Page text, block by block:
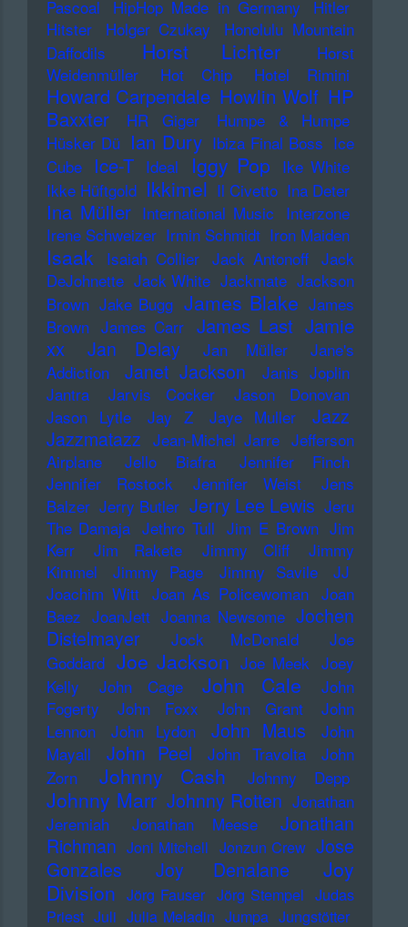
Pascoal HipHop Made in Germany
Hitler
Hitster
Holger Czukay
Honolulu Mountain
Daffodils
Horst Lichter
Horst
Weidenmüller
Hot Chip Hotel Rimini
Howard Carpendale Howlin Wolf HP
Baxxter
HR Giger
Humpe & Humpe
Hüsker Dü Ian Dury Ibiza Final Boss Ice
Cube
Ice-T Ideal Iggy Pop Ike White
Ikke Hüftgold Ikkimel Il Civetto Ina Deter
Ina Müller International Music Interzone
Irene Schweizer Irmin Schmidt Iron Maiden
Isaak Isaiah Collier Jack Antonoff Jack
DeJohnette Jack White Jackmate Jackson
Brown Jake Bugg James Blake James
Brown James Carr James Last Jamie
xx
Jan Delay Jan Müller
Jane's
Addiction
Janet Jackson
Janis Joplin
Jantra
Jarvis Cocker
Jason Donovan
Jason Lytle
Jay Z Jaye Muller
Jazz
Jazzmatazz Jean-Michel Jarre Jefferson
Airplane
Jello Biafra
Jennifer Finch
Jennifer Rostock
Jennifer Weist
Jens
Balzer Jerry Butler Jerry Lee Lewis Jeru
The Damaja Jethro Tull Jim E Brown Jim
Kerr
Jim Rakete Jimmy Cliff
Jimmy
Kimmel
Jimmy Page Jimmy Savile
JJ
Joachim Witt Joan As Policewoman Joan
Baez JoanJett Joanna Newsome Jochen
Distelmayer
Jock McDonald
Joe
Goddard Joe Jackson Joe Meek Joey
Kelly
John Cage John Cale
John
Fogerty
John Foxx John Grant
John
Lennon
John Lydon John Maus
John
Mayall
John Peel John Travolta
John
Zorn
Johnny Cash Johnny Depp
Johnny Marr Johnny Rotten Jonathan
Jeremiah
Jonathan Meese
Jonathan
Richman Joni Mitchell Jonzun Crew Jose
Gonzales
Joy Denalane
Joy
Division Jörg Fauser Jörg Stempel Judas
Priest Juli Julia Meladin Jumpa Jungstötter